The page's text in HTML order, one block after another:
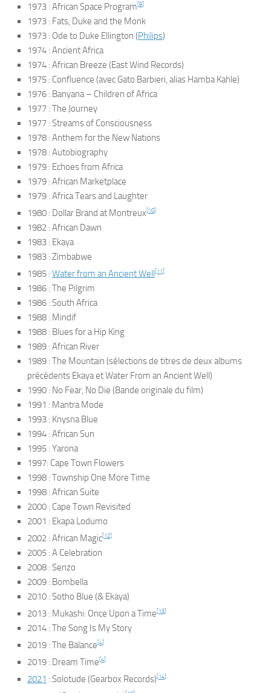
1973 : African Space Program[9]
1973 : Fats, Duke and the Monk
1973 : Ode to Duke Ellington (Philips)
1974 : Ancient Africa
1974 : African Breeze (East Wind Records)
1975 : Confluence (avec Gato Barbieri, alias Hamba Kahle)
1976 : Banyana – Children of Africa
1977 : The Journey
1977 : Streams of Consciousness
1978 : Anthem for the New Nations
1978 : Autobiography
1979 : Echoes from Africa
1979 : African Marketplace
1979 : Africa Tears and Laughter
1980 : Dollar Brand at Montreux[10]
1982 : African Dawn
1983 : Ekaya
1983 : Zimbabwe
1985 : Water from an Ancient Well[11]
1986 : The Pilgrim
1986 : South Africa
1988 : Mindif
1988 : Blues for a Hip King
1989 : African River
1989 : The Mountain (sélections de titres de deux albums
précédents EkayaetWater From an Ancient Well)
1990 : No Fear, No Die (Bande originale du film)
1991 : Mantra Mode
1993 : Knysna Blue
1994 : African Sun
1995 : Yarona
1997: Cape Town Flowers
1998 : Township One More Time
1998 : African Suite
2000 : Cape Town Revisited
2001 : Ekapa Lodumo
2002 : African Magic[12]
2005 : A Celebration
2008 : Senzo
2009 : Bombella
2010 : Sotho Blue (& Ekaya)
2013 : Mukashi: Once Upon a Time[13]
2014 : The Song Is My Story
2019 : The Balance[4]
2019 : Dream Time[4]
2021 : Solotude (Gearbox Records)[14]